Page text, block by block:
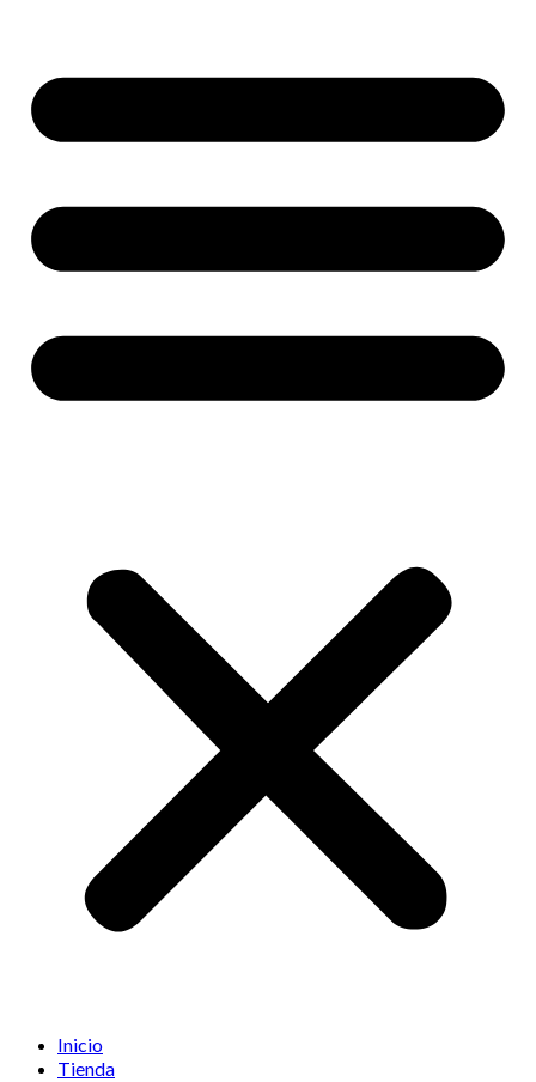
Inicio
Tienda